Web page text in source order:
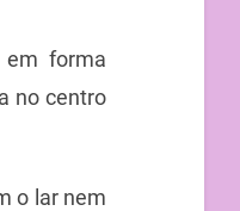
em forma
no centro
o lar nem